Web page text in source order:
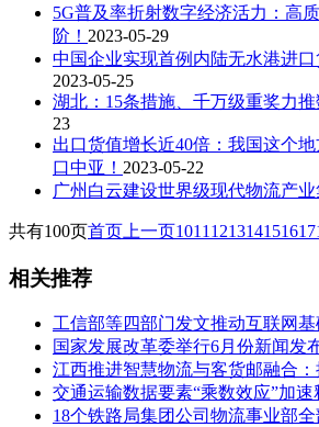
5G普及率折射数字经济活力：高
阶！ 2023-05-29
中国企业实现首例内陆无水港进口
2023-05-25
湖北：15条措施、千万级重奖力推
23
出口货值增长近40倍：我国这个
口中亚！ 2023-05-22
广州白云建设世界级现代物流产业
共有100页首页 上一页1011 121314151617
相关推荐
工信部等四部门发文推动互联网基
国家发展改革委举行6月份新闻发
江西推进智慧物流与客货邮融合：
交通运输数据要素“乘数效应”加速
18个铁路局集团公司物流事业部全